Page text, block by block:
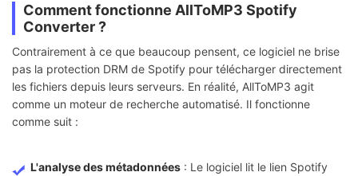
Comment fonctionne AllToMP3 Spotify
Converter ?
Contrairement à ce que beaucoup pensent, ce logiciel ne brise
pas la protection DRM de Spotify pour télécharger directement
les fichiers depuis leurs serveurs. En réalité, AllToMP3 agit
comme un moteur de recherche automatisé. Il fonctionne
comme suit :
L'analyse des métadonnées : Le logiciel lit le lien Spotify